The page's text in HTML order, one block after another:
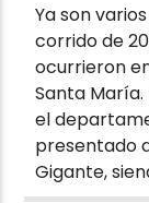
Ya son
corrido de
ocurrieron
Santa
el
presentado
Gigante,